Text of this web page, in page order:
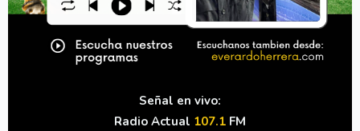
Señal en vivo:
Radio Actual 107.1 FM